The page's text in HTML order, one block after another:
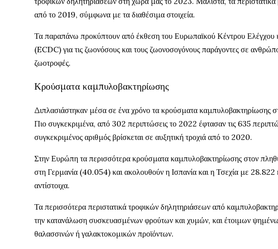
από το 2019, σύμφωνα με τα διαθέσιμα στοιχεία.
Τα παραπάνω προκύπτουν από έκθεση του Ευρωπαϊκού Κέντρου Ελέγχου
(ECDC) για τις ζωονόσους και τους ζωονοσογόνους παράγοντες σε
ζωοτροφές.
Κρούσματα καμπυλοβακτηρίωσης
Διπλασιάστηκαν μέσα σε ένα χρόνο τα κρούσματα καμπυλοβακτηρίωσης
Πιο συγκεκριμένα, από 302 περιπτώσεις το 2022 έφτασαν τις 635
συγκεκριμένος αριθμός βρίσκεται σε αυξητική τροχιά από το 2020.
Στην Ευρώπη τα περισσότερα κρούσματα καμπυλοβακτηρίωσης στον
στη Γερμανία (40.054) και ακολουθούν η Ισπανία και η Τσεχία με
αντίστοιχα.
Τα περισσότερα περιστατικά τροφικών δηλητηριάσεων από
την κατανάλωση συσκευασμένων φρούτων και χυμών, και έτοιμων
θαλασσινών ή γαλακτοκομικών προϊόντων.